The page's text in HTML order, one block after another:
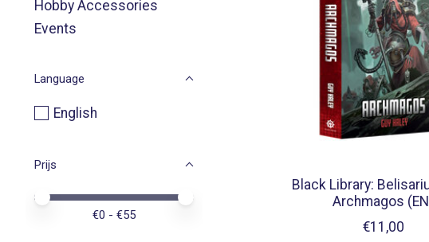
Hobby Accessories
Events
Language
English
Prijs
Minimale prijswaarde
Price maximum value
€0 - €55
Black Library:
Archmagos
€11,00